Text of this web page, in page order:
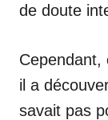
de doute
Cependant,
il a
savait pas